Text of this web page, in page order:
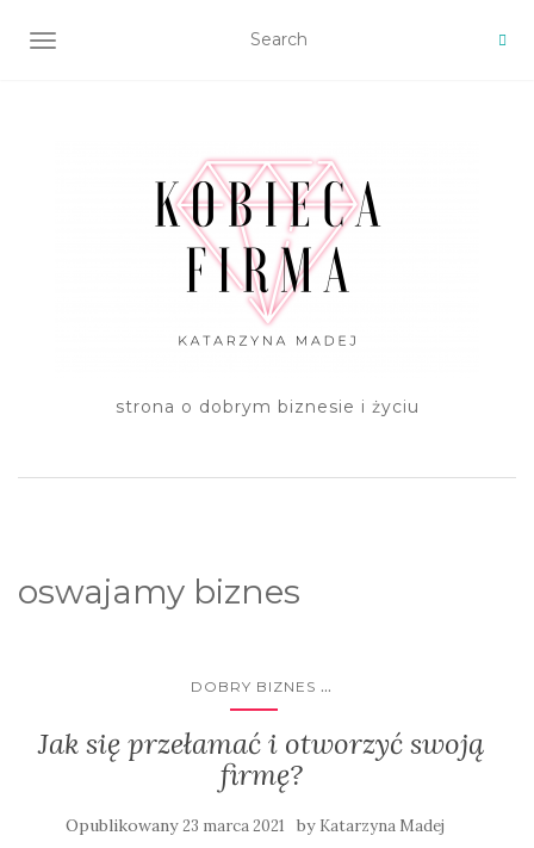
TOGGLE NAVIGATION
strona o dobrym biznesie i życiu
oswajamy biznes
DOBRY BIZNES ...
Jak się przełamać i otworzyć swoją
firmę?
Opublikowany23 marca 2021 by Katarzyna Madej